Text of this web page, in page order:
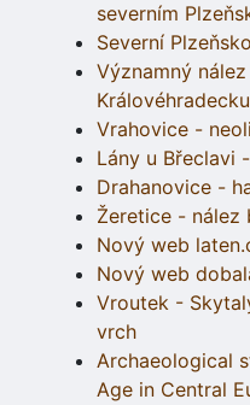
severním
Severní
Významný
Královéhradecku
Vrahovice -
Lány u Břeclavi
Drahanovice -
Žeretice - nález
Nový web
Nový web
Vroutek -
vrch
Archaeological
Age in Central